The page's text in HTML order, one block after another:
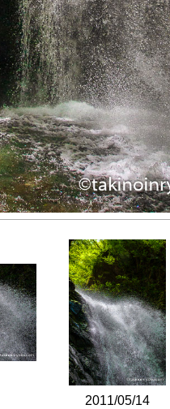
2011/05/14